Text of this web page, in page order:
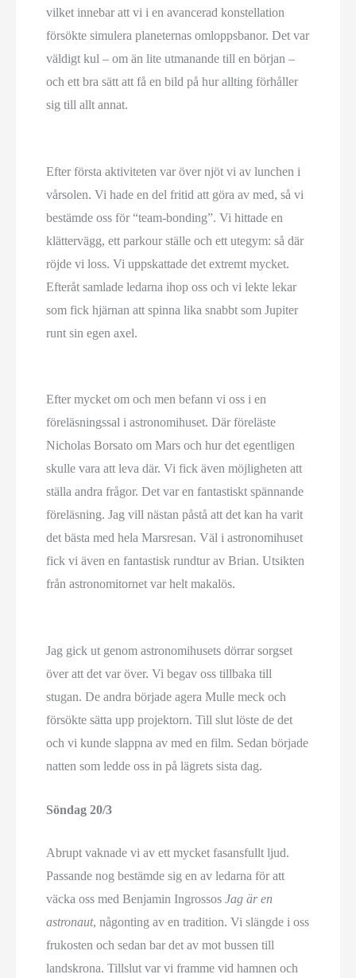
vilket innebar att vi i en avancerad konstellation
försökte simulera planeternas omloppsbanor. Det var
väldigt kul – om än lite utmanande till en början –
och ett bra sätt att få en bild på hur allting förhåller
sig till allt annat.
Efter första aktiviteten var över njöt vi av lunchen i
vårsolen. Vi hade en del fritid att göra av med, så vi
bestämde oss för “team-bonding”. Vi hittade en
klättervägg, ett parkour ställe och ett utegym: så där
röjde vi loss. Vi uppskattade det extremt mycket.
Efteråt samlade ledarna ihop oss och vi lekte lekar
som fick hjärnan att spinna lika snabbt som Jupiter
runt sin egen axel.
Efter mycket om och men befann vi oss i en
föreläsningssal i astronomihuset. Där föreläste
Nicholas Borsato om Mars och hur det egentligen
skulle vara att leva där. Vi fick även möjligheten att
ställa andra frågor. Det var en fantastiskt spännande
föreläsning. Jag vill nästan påstå att det kan ha varit
det bästa med hela Marsresan. Väl i astronomihuset
fick vi även en fantastisk rundtur av Brian. Utsikten
från astronomitornet var helt makalös.
Jag gick ut genom astronomihusets dörrar sorgset
över att det var över. Vi begav oss tillbaka till
stugan. De andra började agera Mulle meck och
försökte sätta upp projektorn. Till slut löste de det
och vi kunde slappna av med en film. Sedan började
natten som ledde oss in på lägrets sista dag.
Söndag 20/3
Abrupt vaknade vi av ett mycket fasansfullt ljud.
Passande nog bestämde sig en av ledarna för att
väcka oss med Benjamin IngrossosJag är en
astronaut, någonting av en tradition. Vi slängde i oss
frukosten och sedan bar det av mot bussen till
landskrona. Tillslut var vi framme vid hamnen och